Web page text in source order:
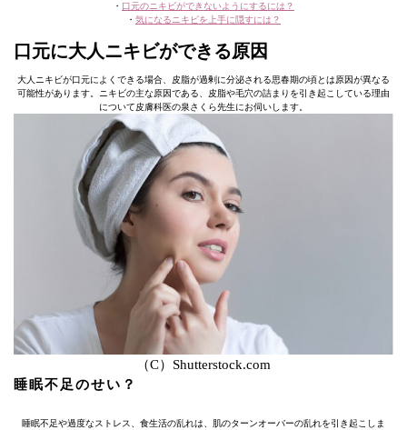
・ 口元のニキビができないようにするには？
・ 気になるニキビを上手に隠すには？
口元に大人ニキビができる原因
大人ニキビが口元によくできる場合、皮脂が過剰に分泌される思春期の頃とは原因が異なる
可能性があります。ニキビの主な原因である、皮脂や毛穴の詰まりを引き起こしている理由
について皮膚科医の泉さくら先生にお伺いします。
（C）Shutterstock.com
睡眠不足のせい？
睡眠不足や過度なストレス、食生活の乱れは、肌のターンオーバーの乱れを引き起こしま